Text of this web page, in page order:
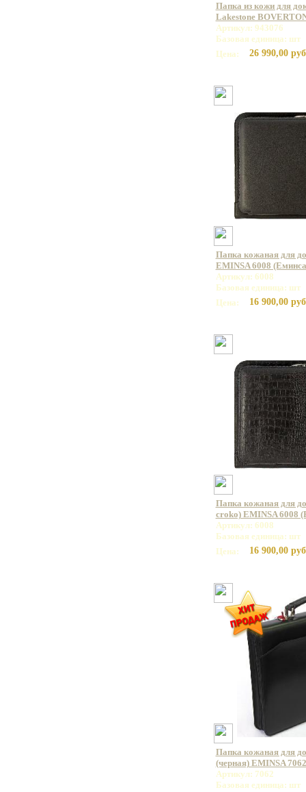
Папка из кожи для
Lakestone
Артикул: 943076
Базовая единица: шт
Цена:
26 990,00
Папка кожаная для
EMINSA 6008
Артикул: 6008
Базовая единица: шт
Цена:
16 900,00
Папка кожаная для
croko) EMINSA 6008
Артикул: 6008
Базовая единица: шт
Цена:
16 900,00
Папка кожаная для
(черная) EMINSA
Артикул: 7062
Базовая единица: шт